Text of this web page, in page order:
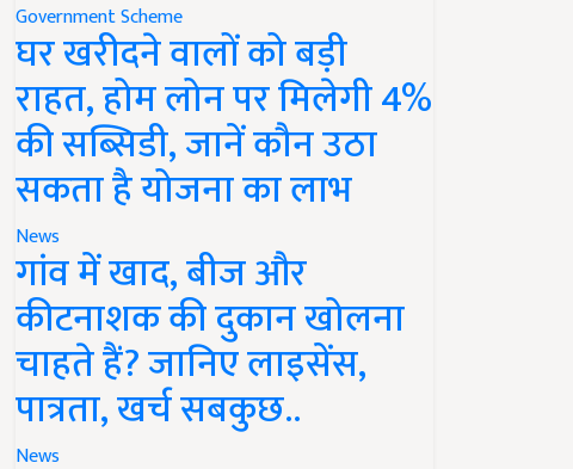
Government Scheme
घर खरीदने वालों को बड़ी
राहत, होम लोन पर मिलेगी 4%
की सब्सिडी, जानें कौन उठा
सकता है योजना का लाभ
News
गांव में खाद, बीज और
कीटनाशक की दुकान खोलना
चाहते हैं? जानिए लाइसेंस,
पात्रता, खर्च सबकुछ..
News